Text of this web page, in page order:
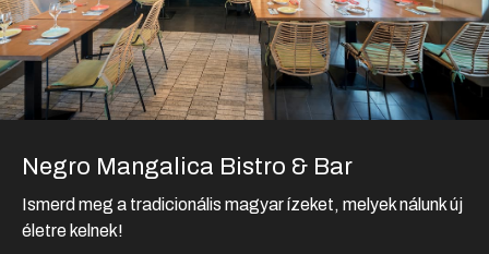
Negro Mangalica Bistro & Bar
Ismerd meg a tradicionális magyar ízeket, melyek nálunk új
életre kelnek!